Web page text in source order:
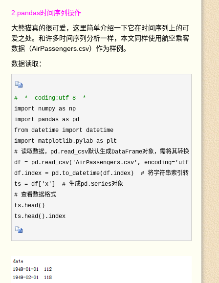
2.pandas时间序列操作
大熊猫真的很可爱，这里简单介绍一下它在时间序列上的可
爱之处。和许多时间序列分析一样，本文同样使用航空乘客
数据（AirPassengers.csv）作为样例。
数据读取：
#
import numpy as np
import pandas as pd
from datetime import datetime
import matplotlib.pylab as plt
# 读取数据，pd.read_csv默认生成DataFrame对象，需将其转换成Series
df = pd.read_csv('AirPassengers.csv', encoding='utf-8',
df.index = pd.to_datetime(df.index)  # 将字符串索引转换成时间索
ts = df['x']  # 生成pd.Series对象
# 查看数据格式
ts.head()
ts.head().index